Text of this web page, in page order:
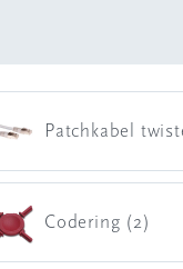
Patchkabel
Codering (2)